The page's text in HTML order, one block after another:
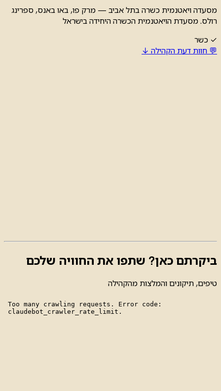
מסעדה ויאטנמית כשרה בתל אביב — מרק פו, באו באנס, ספרינג
רולס. מסעדת הויאטנמית הכשרה היחידה בישראל
✓ כשר
💬 חוות דעת הקהילה ↓
ביקרתם כאן? שתפו את החוויה שלכם
טיפים, תיקונים והמלצות מהקהילה